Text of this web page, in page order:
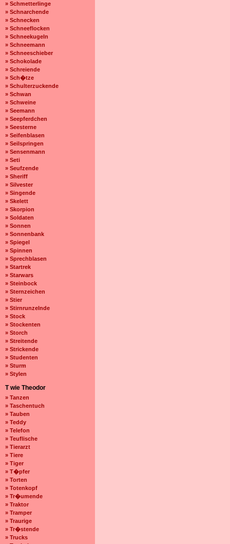
» Schmetterlinge
» Schnarchende
» Schnecken
» Schneeflocken
» Schneekugeln
» Schneemann
» Schneeschieber
» Schokolade
» Schreiende
» Sch�tze
» Schulterzuckende
» Schwan
» Schweine
» Seemann
» Seepferdchen
» Seesterne
» Seifenblasen
» Seilspringen
» Sensenmann
» Seti
» Seufzende
» Sheriff
» Silvester
» Singende
» Skelett
» Skorpion
» Soldaten
» Sonnen
» Sonnenbank
» Spiegel
» Spinnen
» Sprechblasen
» Startrek
» Starwars
» Steinbock
» Sternzeichen
» Stier
» Stirnrunzelnde
» Stock
» Stockenten
» Storch
» Streitende
» Strickende
» Studenten
» Sturm
» Stylen
T wie Theodor
» Tanzen
» Taschentuch
» Tauben
» Teddy
» Telefon
» Teuflische
» Tierarzt
» Tiere
» Tiger
» T�pfer
» Torten
» Totenkopf
» Tr�umende
» Traktor
» Tramper
» Traurige
» Tr�stende
» Trucks